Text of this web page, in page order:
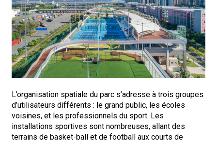
L’organisation spatiale du parc s’adresse à trois groupes
d’utilisateurs différents : le grand public, les écoles
voisines, et les professionnels du sport. Les
installations sportives sont nombreuses, allant des
terrains de basket-ball et de football aux courts de